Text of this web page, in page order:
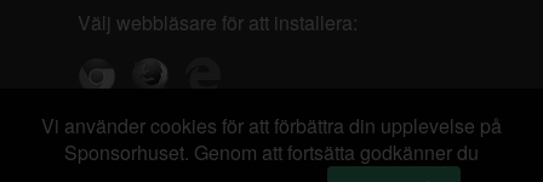
Välj webbläsare för att installera:
Vi använder cookies för att förbättra din upplevelse på
Sponsorhuset. Genom att fortsätta godkänner du